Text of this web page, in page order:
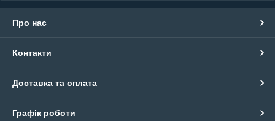
Про нас
Контакти
Доставка та оплата
Графік роботи